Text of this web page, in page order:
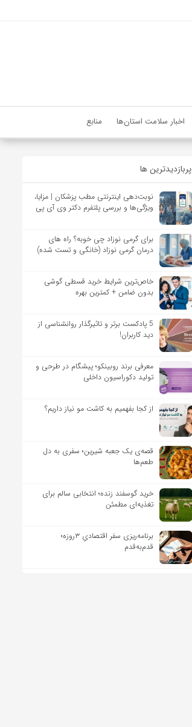
اخبار سلامت استان‌ها منابع
پربازدیدترین ها
نوبت‌دهی اینترنتی مطب پزشکان | مزایا،
ویژگی‌ها و بررسی پلتفرم دکتر وی آی پی
برای گرمی نوزاد چی خوبه؟ راه های
درمان گرمی نوزاد (خانگی و تست شده)
خاص‌ترین شرایط خرید قسطی گوشی
بدون ضامن + کمترین بهره
5 پادکست برتر و تاثیرگذار روانشناسی از
دید کاربران!
معرفی برند روبینکو؛ پیشگام در طرحی و
تولید دکوراسیون داخلی
از کجا بفهمیم به کاشت مو نیاز داریم؟
قصه‌ی یک جعبه شیرین؛ سفری به دل
طعم‌ها
خرید گوسفند زنده؛ انتخابی سالم برای
تغذیه‌ای مطمئن
برنامه‌ریزی سفر اقتصادیِ ۳روزه؛
قدم‌به‌قدم